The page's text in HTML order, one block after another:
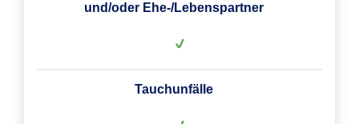
und/oder Ehe-/Lebenspartner
Tauchunfälle